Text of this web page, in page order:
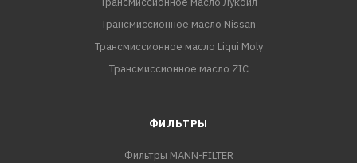
Трансмиссионное масло Nissan
Трансмиссионное масло Liqui Moly
Трансмиссионное масло ZIC
ФИЛЬТРЫ
Фильтры MANN-FILTER